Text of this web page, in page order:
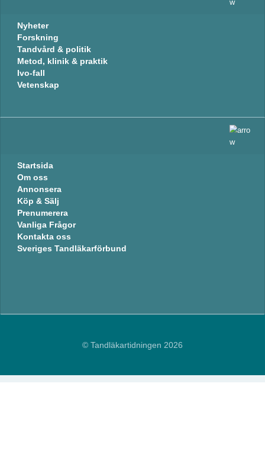
Nyheter
Forskning
Tandvård & politik
Metod, klinik & praktik
Ivo-fall
Vetenskap
Startsida
Om oss
Annonsera
Köp & Sälj
Prenumerera
Vanliga Frågor
Kontakta oss
Sveriges Tandläkarförbund
© Tandläkartidningen 2026